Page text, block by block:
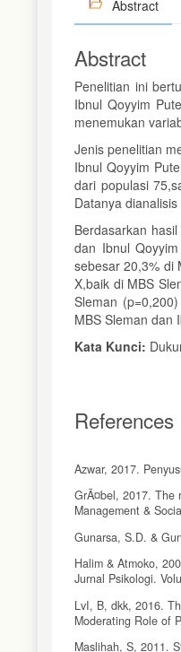
Abstract
Abstract
Penelitian ini
Ibnul Qoyyim
menemukan
Jenis penelitian
Ibnul Qoyyim
dari populasi
Datanya
Berdasarkan
dan Ibnul
sebesar 20,3% di
X,baik di MBS
Sleman
MBS Sleman dan
Kata Kunci:
References
Azwar, 2017.
GrÃ¤bel, 2017. The
Management &
Gunarsa, S.D. &
Halim & Atmoko,
Jurnal Psikologi.
LvI, B, dkk, 2016.
Moderating Role of
Maslihah, S, 2011.